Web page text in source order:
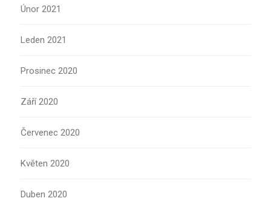
Únor 2021
Leden 2021
Prosinec 2020
Září 2020
Červenec 2020
Květen 2020
Duben 2020